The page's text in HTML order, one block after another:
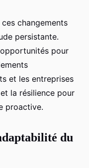
changements
persistante.
pour
et les entreprises
la résilience pour
proactive.
du